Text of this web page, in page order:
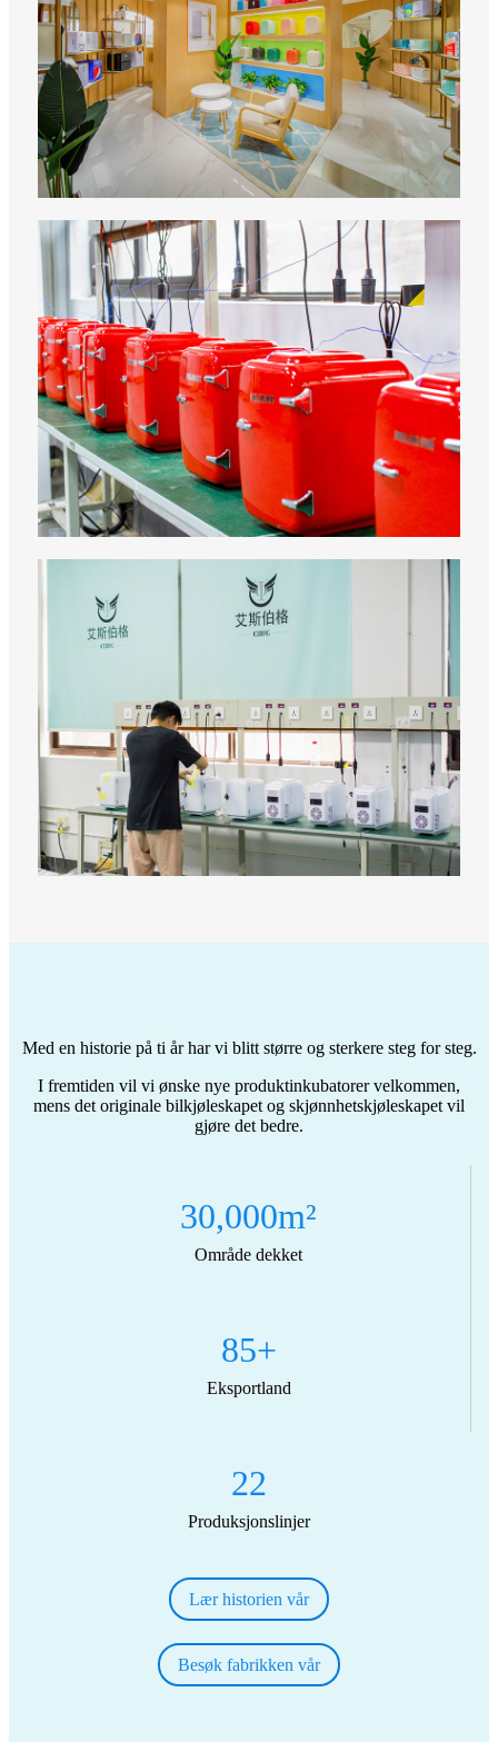
Med en historie på ti år har vi blitt større og sterkere steg for steg.
I fremtiden vil vi ønske nye produktinkubatorer velkommen,
mens det originale bilkjøleskapet og skjønnhetskjøleskapet vil
gjøre det bedre.
30,000m²
Område dekket
85+
Eksportland
22
Produksjonslinjer
Lær historien vår
Besøk fabrikken vår